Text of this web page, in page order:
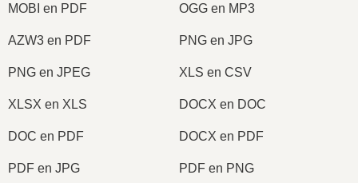
MOBI en PDF OGG en MP3
AZW3 en PDF PNG en JPG
PNG en JPEG XLS en CSV
XLSX en XLS DOCX en DOC
DOC en PDF DOCX en PDF
PDF en JPG PDF en PNG